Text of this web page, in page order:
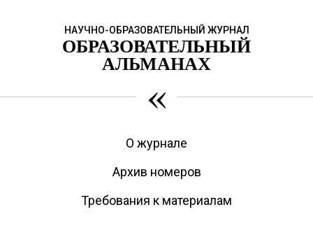
НАУЧНО-ОБРАЗОВАТЕЛЬНЫЙ ЖУРНАЛ
ОБРАЗОВАТЕЛЬНЫЙ
АЛЬМАНАХ
«
О журнале
Архив номеров
Требования к материалам